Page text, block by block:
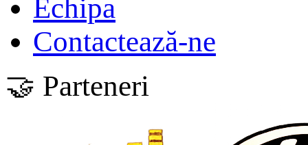
Echipa
Contactează-ne
🤝 Parteneri